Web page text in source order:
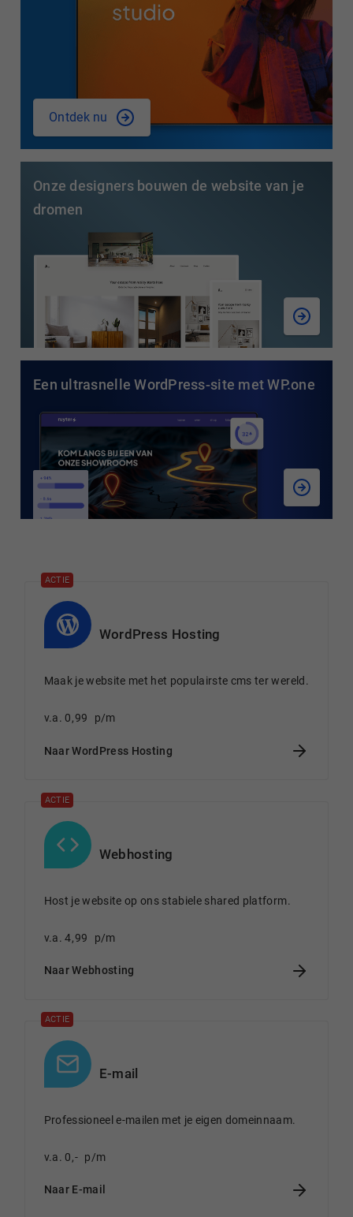
Ontdek nu
Onze designers bouwen de website van je
dromen
Een ultrasnelle WordPress-site met WP.one
ACTIE
WordPress Hosting
Maak je website met het populairste cms ter wereld.
v.a. 0,99 p/m
Naar WordPress Hosting
ACTIE
Webhosting
Host je website op ons stabiele shared platform.
v.a. 4,99 p/m
Naar Webhosting
ACTIE
E-mail
Professioneel e-mailen met je eigen domeinnaam.
v.a. 0,- p/m
Naar E-mail